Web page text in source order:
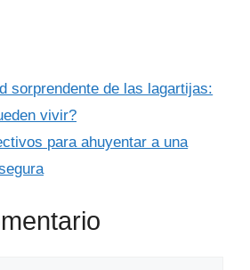
sorprendente de las lagartijas:
vivir?
para ahuyentar a una